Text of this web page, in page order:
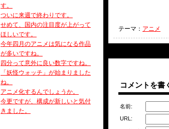
テーマ： アニメ
コメントを書
名前:
URL:
す。
ついに来週で終わりです。
せめて、国内の注目度が上がって
ほしいです。
今年四月のアニメは気になる作品
が多いですね。
四分って意外に良い数字ですね。
「妖怪ウォッチ」が始まりました
ね。
アニメ化するんでしょうか。
今更ですが、構成が新しいと気付
きました。